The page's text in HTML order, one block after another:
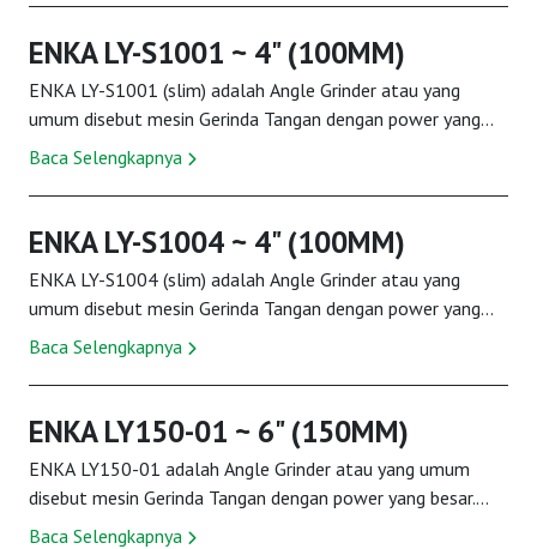
ENKA LY-S1001 ~ 4" (100MM)
ENKA LY-S1001 (slim) adalah Angle Grinder atau yang
umum disebut mesin Gerinda Tangan dengan power yang
besar. Dengan Mesin ENKA LY-S1001, memungkinka...
Baca Selengkapnya
ENKA LY-S1004 ~ 4" (100MM)
ENKA LY-S1004 (slim) adalah Angle Grinder atau yang
umum disebut mesin Gerinda Tangan dengan power yang
besar. Dengan Mesin ENKA LY-S1004, memungkinka...
Baca Selengkapnya
ENKA LY150-01 ~ 6" (150MM)
ENKA LY150-01 adalah Angle Grinder atau yang umum
disebut mesin Gerinda Tangan dengan power yang besar.
Mesin&nbsp;ENKA LY150-01 memiliki spindle ukur...
Baca Selengkapnya